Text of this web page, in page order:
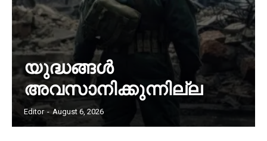
യുദ്ധങ്ങൾ
അവസാനിക്കുന്നില്ല
Editor - August 6, 2026